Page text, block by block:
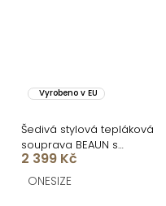
Vyrobeno v EU
Šedivá stylová tepláková
souprava BEAUN s
topem
2 399 Kč
ONESIZE